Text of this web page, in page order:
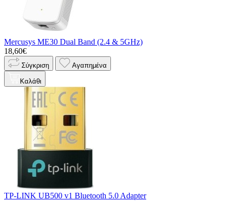
Mercusys ME30 Dual Band (2.4 & 5GHz)
18,60€
Σύγκριση Αγαπημένα
Καλάθι
TP-LINK UB500 v1 Bluetooth 5.0 Adapter